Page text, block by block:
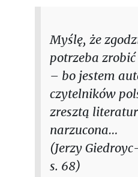
Myślę, że
potrzeba
– bo jestem
czytelników
zresztą
narzucona…
(Jerzy
s. 68)